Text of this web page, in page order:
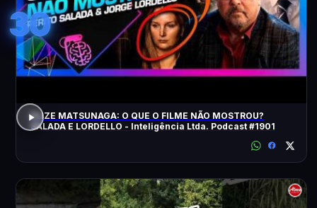
30
ELIZE MATSUNAGA: O QUE O FILME NÃO MOSTROU?
SALADA E LORDELLO - Inteligência Ltda. Podcast #1901